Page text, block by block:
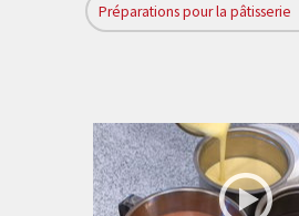
Préparations pour la pâtisserie